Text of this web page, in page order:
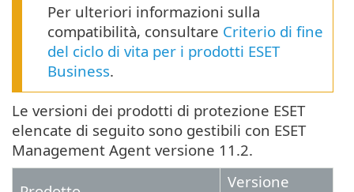
Per ulteriori informazioni sulla
compatibilità, consultare Criterio di fine
del ciclo di vita per i prodotti ESET
Business.
Le versioni dei prodotti di protezione ESET
elencate di seguito sono gestibili con ESET
Management Agent versione 11.2.
Versione